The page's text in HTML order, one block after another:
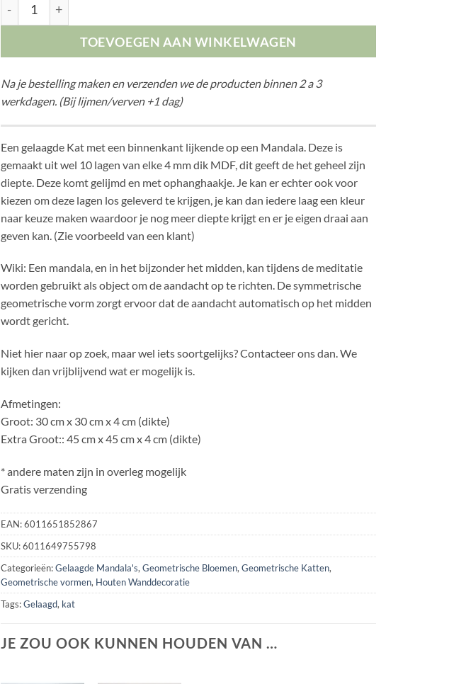
TOEVOEGEN AAN WINKELWAGEN
Na je bestelling maken en verzenden we de producten binnen 2 a 3
werkdagen. (Bij lijmen/verven +1 dag)
Een gelaagde Kat met een binnenkant lijkende op een Mandala. Deze is
gemaakt uit wel 10 lagen van elke 4 mm dik MDF, dit geeft de het geheel zijn
diepte. Deze komt gelijmd en met ophanghaakje. Je kan er echter ook voor
kiezen om deze lagen los geleverd te krijgen, je kan dan iedere laag een kleur
naar keuze maken waardoor je nog meer diepte krijgt en er je eigen draai aan
geven kan. (Zie voorbeeld van een klant)
Wiki: Een mandala, en in het bijzonder het midden, kan tijdens de meditatie
worden gebruikt als object om de aandacht op te richten. De symmetrische
geometrische vorm zorgt ervoor dat de aandacht automatisch op het midden
wordt gericht.
Niet hier naar op zoek, maar wel iets soortgelijks? Contacteer ons dan. We
kijken dan vrijblijvend wat er mogelijk is.
Afmetingen:
Groot: 30 cm x 30 cm x 4 cm (dikte)
Extra Groot:: 45 cm x 45 cm x 4 cm (dikte)
* andere maten zijn in overleg mogelijk
Gratis verzending
EAN:6011651852867
SKU:6011649755798
Categorieën:Gelaagde Mandala's, Geometrische Bloemen, Geometrische Katten,
Geometrische vormen, Houten Wanddecoratie
Tags:Gelaagd, kat
JE ZOU OOK KUNNEN HOUDEN VAN …